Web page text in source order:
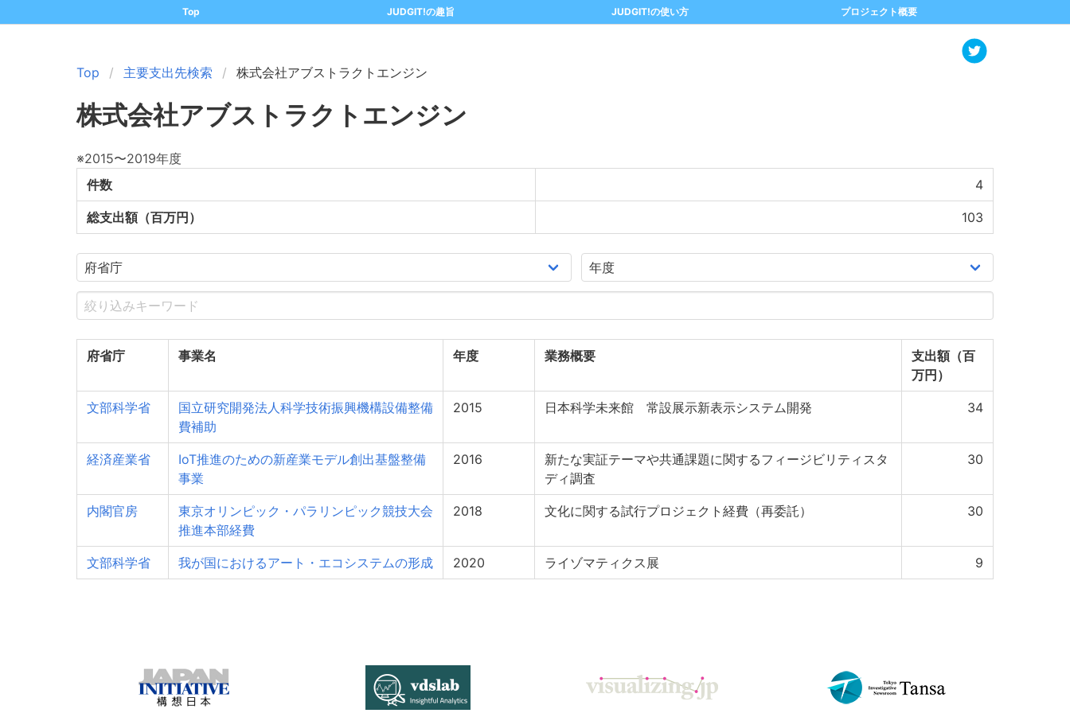
Top JUDGIT!の趣旨 JUDGIT!の使い方 プロジェクト概要
Top 主要支出先検索 株式会社アブストラクトエンジン
株式会社アブストラクトエンジン
※2015〜2019年度
件数
4
総支出額（百万円） 103
府省庁 事業名 年度 業務概要
支出額（百
万円）
文部科学省
国立研究開発法人科学技術振興機構設備整備
費補助
2015 日本科学未来館 常設展示新表示システム開発 34
経済産業省
IoT推進のための新産業モデル創出基盤整備
事業
2016
新たな実証テーマや共通課題に関するフィージビリティスタ
ディ調査
30
内閣官房
東京オリンピック・パラリンピック競技大会
推進本部経費
2018 文化に関する試行プロジェクト経費（再委託） 30
文部科学省 我が国におけるアート・エコシステムの形成 2020 ライゾマティクス展 9